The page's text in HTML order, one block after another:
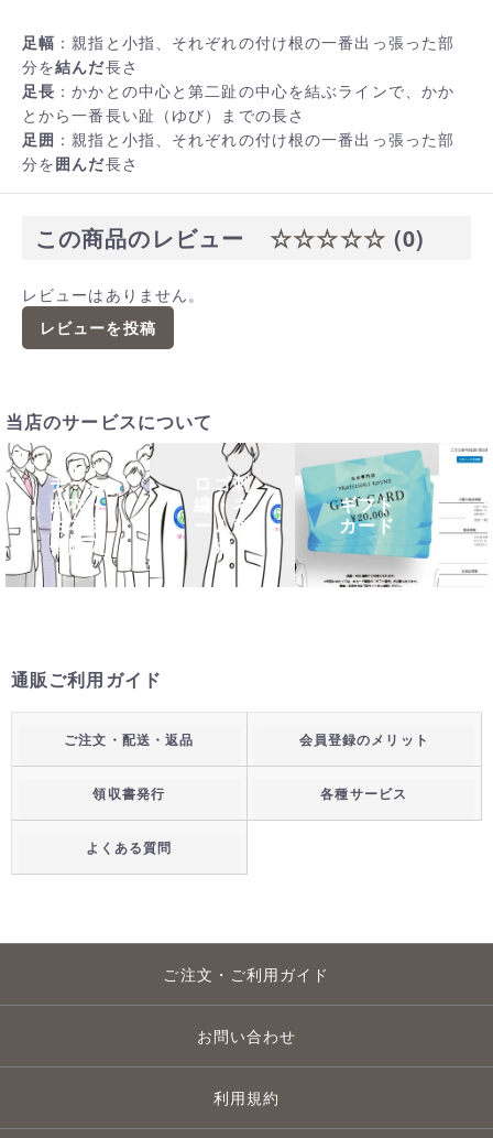
足幅 ：親指と小指、それぞれの付け根の一番出っ張った部
分を結んだ長さ
足長 ：かかとの中心と第二趾の中心を結ぶラインで、かか
とから一番長い趾（ゆび）までの長さ
足囲 ：親指と小指、それぞれの付け根の一番出っ張った部
分を囲んだ長さ
この商品のレビュー ☆☆☆☆☆ (0)
レビューはありません。
レビューを投稿
当店のサービスについて
チーム
白衣・
白衣団
体購入
ロゴ刺
繍・ネ
ーム刺
繍
ギフト
カード
通販ご利用ガイド
ご注文・配送・返品 会員登録のメリット
領収書発行 各種サービス
よくある質問
ご注文・ご利用ガイド
お問い合わせ
利用規約